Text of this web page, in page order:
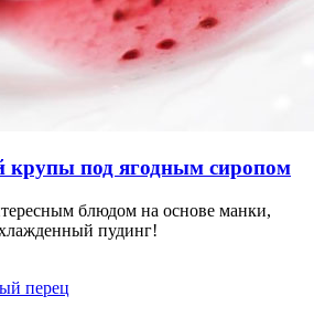
крупы под ягодным сиропом
блюдом на основе манки,
пудинг!